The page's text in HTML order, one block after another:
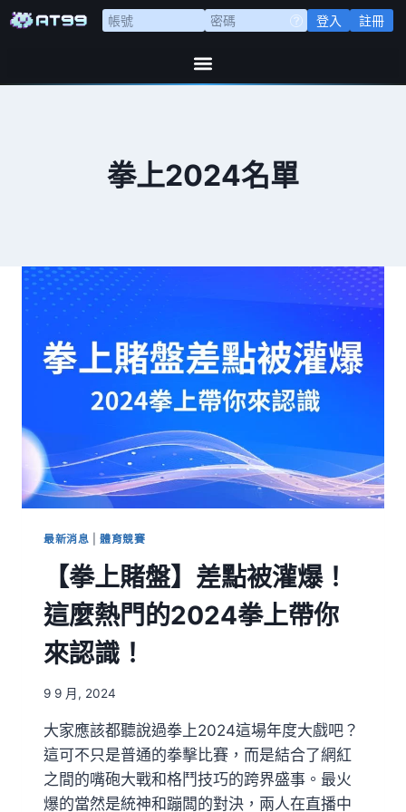
登入 註冊
拳上2024名單
最新消息 |體育競賽
【拳上賭盤】差點被灌爆！
這麼熱門的2024拳上帶你
來認識！
9 9 月, 2024
大家應該都聽說過拳上2024這場年度大戲吧？
這可不只是普通的拳擊比賽，而是結合了網紅
之間的嘴砲大戰和格鬥技巧的跨界盛事。最火
爆的當然是統神和蹦闆的對決，兩人在直播中